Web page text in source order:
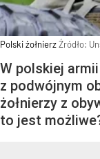
Polski żołnierzŹródło:
W polskiej
z podwójnym
żołnierzy z
to jest